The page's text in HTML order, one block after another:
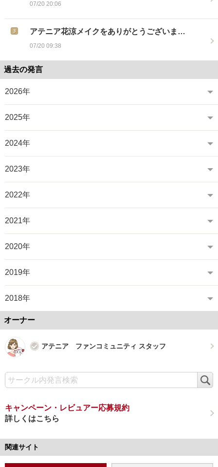
07/20 20:06
アテニア花涼メイクをありがとうございま…
07/20 09:38
過去の発言
2026年
2025年
2024年
2023年
2022年
2021年
2020年
2019年
2018年
オーナー
アテニア ファンコミュニティ スタッフ
キャンペーン・レビュアー応募規約
詳しくはこちら
関連サイト